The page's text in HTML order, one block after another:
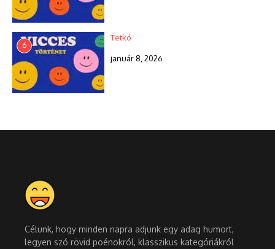
6
Tetkó
január 8, 2026
Célunk, hogy minden napra adjunk egy adag humort,
legyen szó rövid poénokról, klasszikus kategóriákról